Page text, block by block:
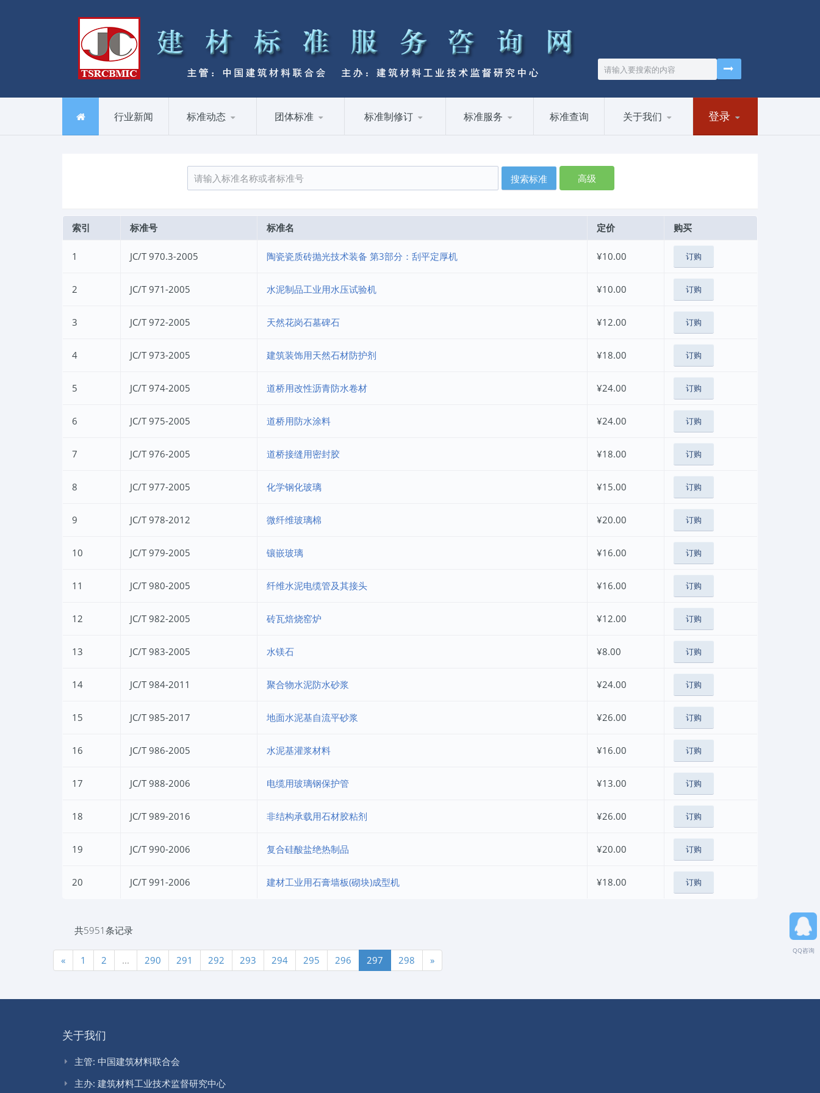
行业新闻 标准动态 团体标准 标准制修订 标准服务 标准查询 关于我们 登录
高级
索引 标准号 标准名 定价 购买
1 JC/T 970.3-2005 陶瓷瓷质砖抛光技术装备 第3部分：刮平定厚机 ¥10.00 订购
2 JC/T 971-2005 水泥制品工业用水压试验机 ¥10.00 订购
3 JC/T 972-2005 天然花岗石墓碑石 ¥12.00 订购
4 JC/T 973-2005 建筑装饰用天然石材防护剂 ¥18.00 订购
5 JC/T 974-2005 道桥用改性沥青防水卷材 ¥24.00 订购
6 JC/T 975-2005 道桥用防水涂料 ¥24.00 订购
7 JC/T 976-2005 道桥接缝用密封胶 ¥18.00 订购
8 JC/T 977-2005 化学钢化玻璃 ¥15.00 订购
9 JC/T 978-2012 微纤维玻璃棉 ¥20.00 订购
10 JC/T 979-2005 镶嵌玻璃 ¥16.00 订购
11 JC/T 980-2005 纤维水泥电缆管及其接头 ¥16.00 订购
12 JC/T 982-2005 砖瓦焙烧窑炉 ¥12.00 订购
13 JC/T 983-2005 水镁石 ¥8.00 订购
14 JC/T 984-2011 聚合物水泥防水砂浆 ¥24.00 订购
15 JC/T 985-2017 地面水泥基自流平砂浆 ¥26.00 订购
16 JC/T 986-2005 水泥基灌浆材料 ¥16.00 订购
17 JC/T 988-2006 电缆用玻璃钢保护管 ¥13.00 订购
18 JC/T 989-2016 非结构承载用石材胶粘剂 ¥26.00 订购
19 JC/T 990-2006 复合硅酸盐绝热制品 ¥20.00 订购
20 JC/T 991-2006 建材工业用石膏墙板(砌块)成型机 ¥18.00 订购
共5951条记录
« 1 2 ... 290 291 292 293 294 295 296 297 298 »
关于我们
主管: 中国建筑材料联合会
主办: 建筑材料工业技术监督研究中心
QQ咨询